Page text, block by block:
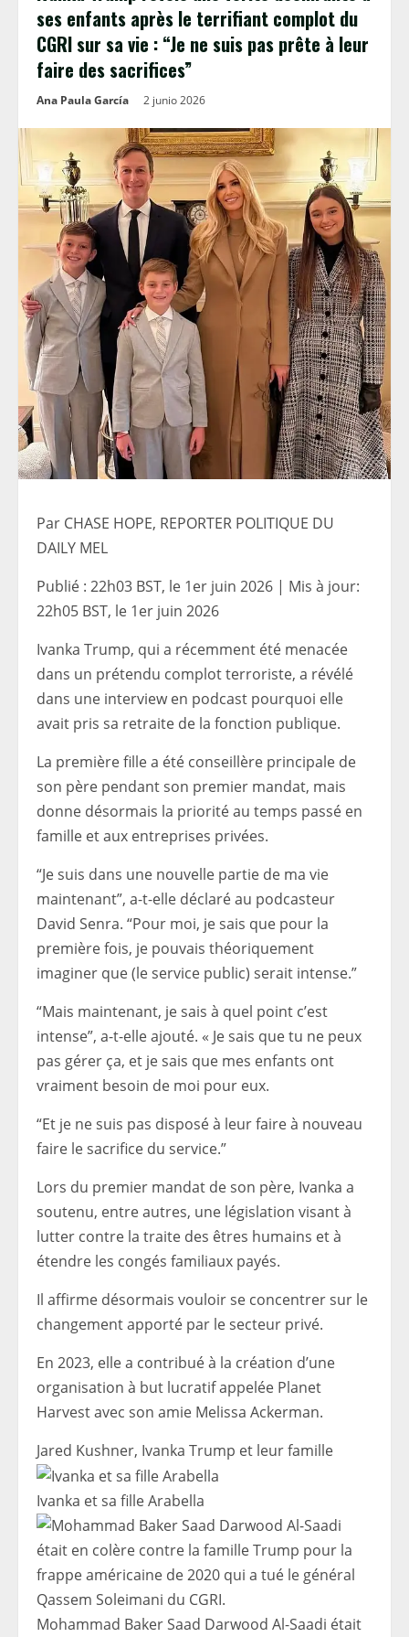
ses enfants après le terrifiant complot du
CGRI sur sa vie : “Je ne suis pas prête à leur
faire des sacrifices”
Ana Paula García 2 junio 2026
Par CHASE HOPE, REPORTER POLITIQUE DU
DAILY MEL
Publié : 22h03 BST, le 1er juin 2026 | Mis à jour:
22h05 BST, le 1er juin 2026
Ivanka Trump, qui a récemment été menacée
dans un prétendu complot terroriste, a révélé
dans une interview en podcast pourquoi elle
avait pris sa retraite de la fonction publique.
La première fille a été conseillère principale de
son père pendant son premier mandat, mais
donne désormais la priorité au temps passé en
famille et aux entreprises privées.
“Je suis dans une nouvelle partie de ma vie
maintenant”, a-t-elle déclaré au podcasteur
David Senra. “Pour moi, je sais que pour la
première fois, je pouvais théoriquement
imaginer que (le service public) serait intense.”
“Mais maintenant, je sais à quel point c’est
intense”, a-t-elle ajouté. « Je sais que tu ne peux
pas gérer ça, et je sais que mes enfants ont
vraiment besoin de moi pour eux.
“Et je ne suis pas disposé à leur faire à nouveau
faire le sacrifice du service.”
Lors du premier mandat de son père, Ivanka a
soutenu, entre autres, une législation visant à
lutter contre la traite des êtres humains et à
étendre les congés familiaux payés.
Il affirme désormais vouloir se concentrer sur le
changement apporté par le secteur privé.
En 2023, elle a contribué à la création d’une
organisation à but lucratif appelée Planet
Harvest avec son amie Melissa Ackerman.
Jared Kushner, Ivanka Trump et leur famille
Ivanka et sa fille Arabella
Mohammad Baker Saad Darwood Al-Saadi était